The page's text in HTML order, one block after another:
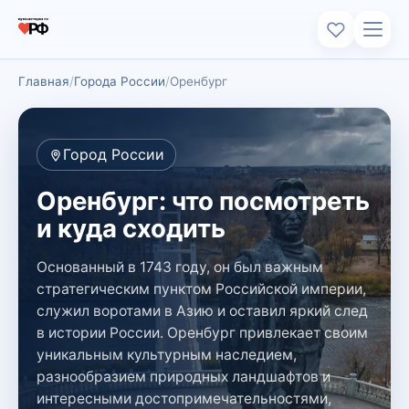
Главная Города России Оренбург
Город России
Оренбург: что посмотреть
и куда сходить
Основанный в 1743 году, он был важным
стратегическим пунктом Российской империи,
служил воротами в Азию и оставил яркий след
в истории России. Оренбург привлекает своим
уникальным культурным наследием,
разнообразием природных ландшафтов и
интересными достопримечательностями,